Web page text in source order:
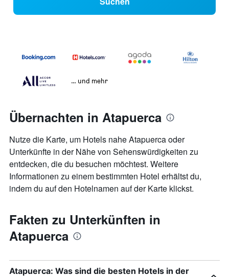
… und mehr
Übernachten in Atapuerca
Nutze die Karte, um Hotels nahe Atapuerca oder
Unterkünfte in der Nähe von Sehenswürdigkeiten zu
entdecken, die du besuchen möchtest. Weitere
Informationen zu einem bestimmten Hotel erhältst du,
indem du auf den Hotelnamen auf der Karte klickst.
Fakten zu Unterkünften in
Atapuerca
Atapuerca: Was sind die besten Hotels in der